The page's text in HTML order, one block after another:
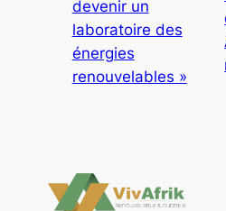
devenir un
laboratoire des
énergies
renouvelables »